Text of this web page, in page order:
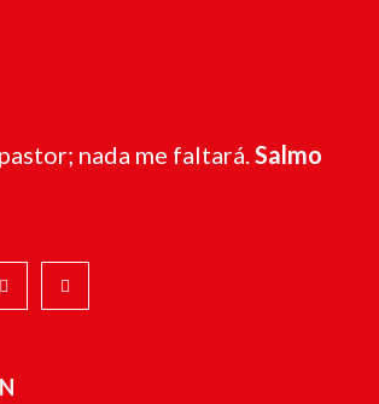
nada me faltará.Salmo